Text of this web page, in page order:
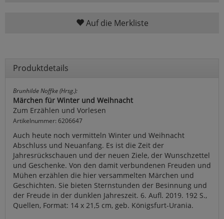
Auf die Merkliste
Produktdetails
Brunhilde Noffke (Hrsg.):
Märchen für Winter und Weihnacht
Zum Erzählen und Vorlesen
Artikelnummer: 6206647
Auch heute noch vermitteln Winter und Weihnacht
Abschluss und Neuanfang. Es ist die Zeit der
Jahresrückschauen und der neuen Ziele, der Wunschzettel
und Geschenke. Von den damit verbundenen Freuden und
Mühen erzählen die hier versammelten Märchen und
Geschichten. Sie bieten Sternstunden der Besinnung und
der Freude in der dunklen Jahreszeit. 6. Aufl. 2019. 192 S.,
Quellen, Format: 14 x 21,5 cm, geb. Königsfurt-Urania.